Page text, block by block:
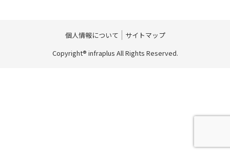
個人情報について
サイトマップ
Copyright® infraplus All Rights Reserved.